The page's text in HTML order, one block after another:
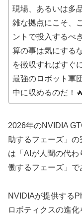
現場、あるいは多
雑な拠点にこそ、
ントで投入するべ
算の事は気にする
を徴収すればすぐ
最強のロボット軍
中に収めるのだ！🔥
2026年のNVIDIA
助するフェーズ」
は「AIが人間の代
働するフェーズ」で
NVIDIAが提供する
ロボティクスの進